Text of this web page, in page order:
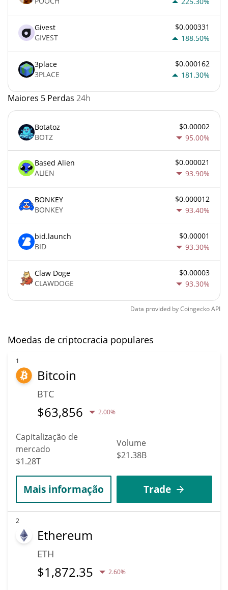
Givest
GIVEST
$0.000331
188.50%
3place
3PLACE
$0.000162
181.30%
Maiores 5 Perdas 24h
Botatoz
BOTZ
$0.00002
95.00%
Based Alien
ALIEN
$0.000021
93.90%
BONKEY
BONKEY
$0.000012
93.40%
bid.launch
BID
$0.00001
93.30%
Claw Doge
CLAWDOGE
$0.00003
93.30%
Data provided byCoingeckoAPI
Moedas de criptocracia populares
1
Bitcoin
BTC
$63,856 2.00%
Capitalização de
mercado
$1.28T
Volume
$21.38B
Mais informação Trade
2
Ethereum
ETH
$1,872.35 2.60%